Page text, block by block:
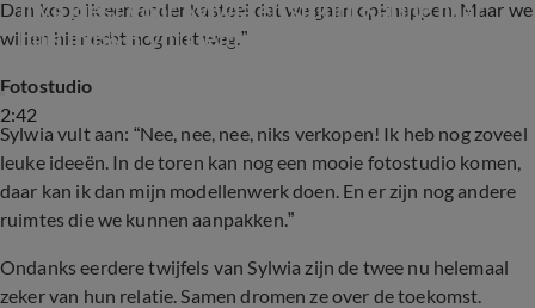
Dan koop ik een ander kasteel dat we gaan opknappen. Maar we
willen hier echt nog niet weg.”
2:42
Illya kiest voor Sylwia en stuurt Karine naar
huis in B&B Vol Liefde (RealityShow)
Fotostudio
Sylwia vult aan: “Nee, nee, nee, niks verkopen! Ik heb nog zoveel
leuke ideeën. In de toren kan nog een mooie fotostudio komen,
daar kan ik dan mijn modellenwerk doen. En er zijn nog andere
ruimtes die we kunnen aanpakken.”
Ondanks eerdere twijfels van Sylwia zijn de twee nu helemaal
zeker van hun relatie. Samen dromen ze over de toekomst.